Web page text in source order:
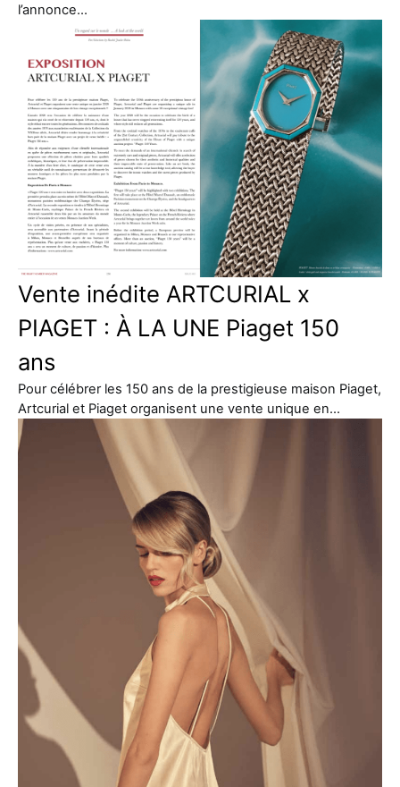
l’annonce…
Vente inédite ARTCURIAL x
PIAGET : À LA UNE Piaget 150
ans
Pour célébrer les 150 ans de la prestigieuse maison Piaget,
Artcurial et Piaget organisent une vente unique en…